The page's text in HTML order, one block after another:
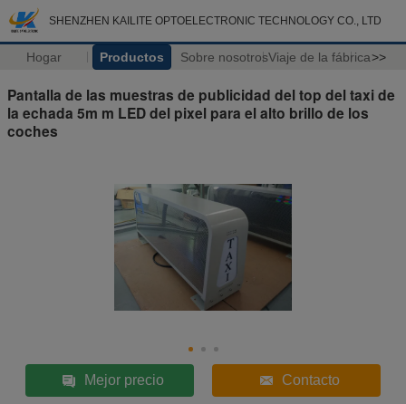
SHENZHEN KAILITE OPTOELECTRONIC TECHNOLOGY CO., LTD
Hogar Productos Sobre nosotrosViaje de la fábrica>>
Pantalla de las muestras de publicidad del top del taxi de
la echada 5m m LED del pixel para el alto brillo de los
coches
Mejor precio Contacto